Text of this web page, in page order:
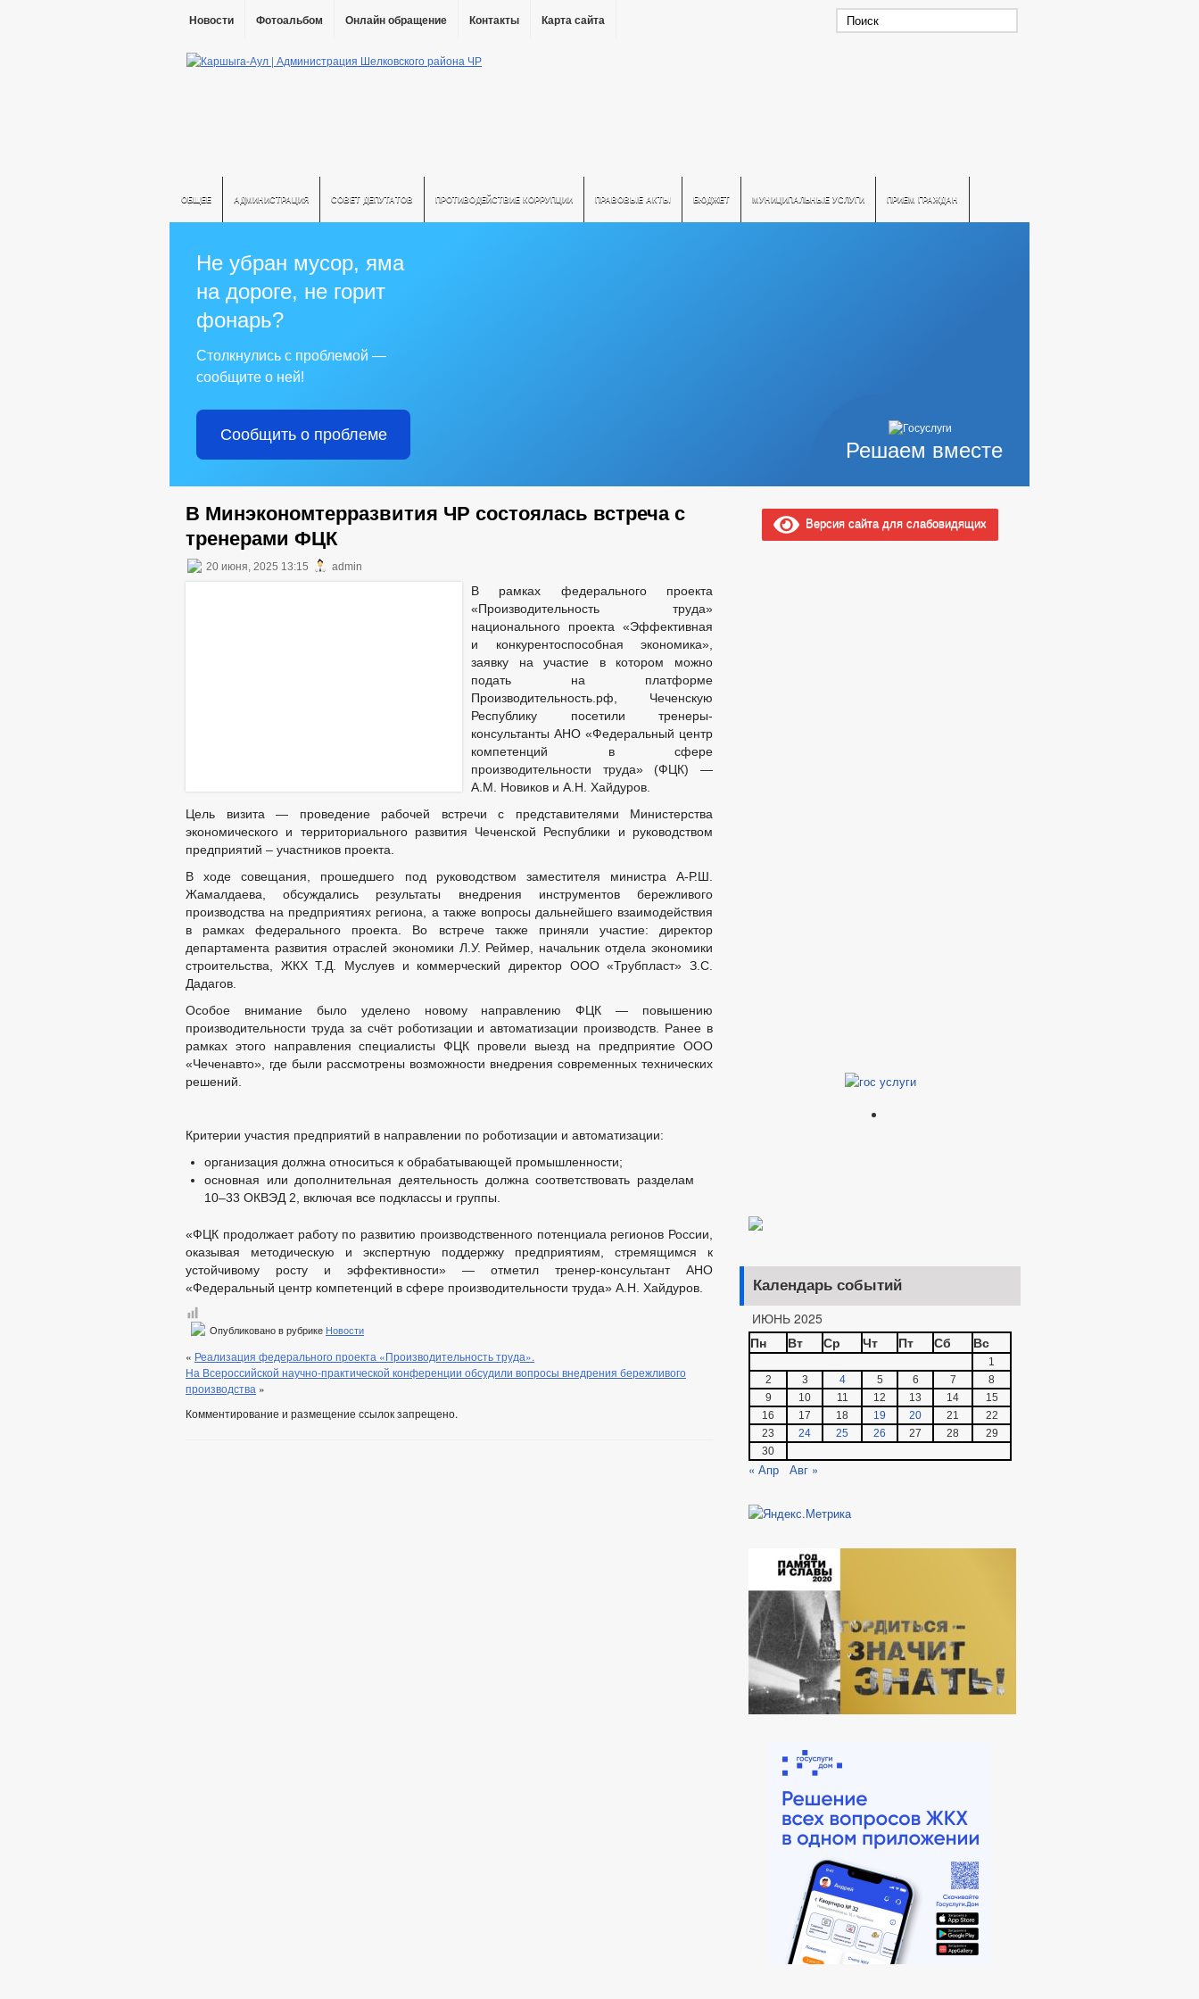
Новости Фотоальбом Онлайн обращение Контакты Карта сайта
ОБЩЕЕ АДМИНИСТРАЦИЯ СОВЕТ ДЕПУТАТОВ ПРОТИВОДЕЙСТВИЕ КОРРУПЦИИ ПРАВОВЫЕ АКТЫ БЮДЖЕТ МУНИЦИПАЛЬНЫЕ УСЛУГИ ПРИЕМ ГРАЖДАН
Решаем вместе
Не убран мусор, яма
на дороге, не горит
фонарь?
Столкнулись с проблемой —
сообщите о ней!
Сообщить о проблеме
В Минэкономтерразвития ЧР состоялась встреча с
тренерами ФЦК
20 июня, 2025 13:15 admin
В рамках федерального проекта
«Производительность труда»
национального проекта «Эффективная
и конкурентоспособная экономика»,
заявку на участие в котором можно
подать на платформе
Производительность.рф, Чеченскую
Республику посетили тренеры-
консультанты АНО «Федеральный центр
компетенций в сфере
производительности труда» (ФЦК) —
А.М. Новиков и А.Н. Хайдуров.
Цель визита — проведение рабочей встречи с представителями Министерства
экономического и территориального развития Чеченской Республики и руководством
предприятий – участников проекта.
В ходе совещания, прошедшего под руководством заместителя министра А-Р.Ш.
Жамалдаева, обсуждались результаты внедрения инструментов бережливого
производства на предприятиях региона, а также вопросы дальнейшего взаимодействия
в рамках федерального проекта. Во встрече также приняли участие: директор
департамента развития отраслей экономики Л.У. Реймер, начальник отдела экономики
строительства, ЖКХ Т.Д. Муслуев и коммерческий директор ООО «Трубпласт» З.С.
Дадагов.
Особое внимание было уделено новому направлению ФЦК — повышению
производительности труда за счёт роботизации и автоматизации производств. Ранее в
рамках этого направления специалисты ФЦК провели выезд на предприятие ООО
«Чеченавто», где были рассмотрены возможности внедрения современных технических
решений.
Критерии участия предприятий в направлении по роботизации и автоматизации:
организация должна относиться к обрабатывающей промышленности;
основная или дополнительная деятельность должна соответствовать разделам
10–33 ОКВЭД 2, включая все подклассы и группы.
«ФЦК продолжает работу по развитию производственного потенциала регионов России,
оказывая методическую и экспертную поддержку предприятиям, стремящимся к
устойчивому росту и эффективности» — отметил тренер-консультант АНО
«Федеральный центр компетенций в сфере производительности труда» А.Н. Хайдуров.
Опубликовано в рубрике Новости
« Реализация федерального проекта «Производительность труда».
На Всероссийской научно-практической конференции обсудили вопросы внедрения бережливого
производства »
Комментирование и размещение ссылок запрещено.
Версия сайта для слабовидящих
Календарь событий
ИЮНЬ 2025
Пн
Вт Ср Чт Пт Сб Вс
1
2
3 4 5 6 7
8
9
10 11 12 13 14
15
16
17 18 19 20 21
22
23
24 25 26 27 28
29
30
« Апр Авг »